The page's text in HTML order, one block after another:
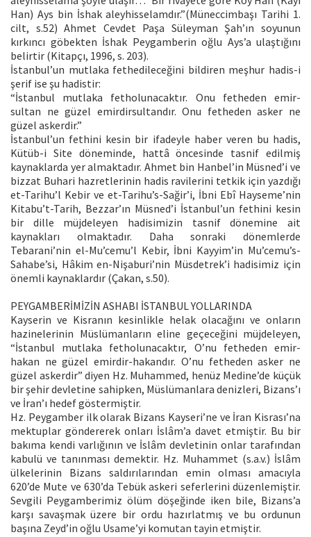
Han) Ays bin İshak aleyhisselamdır.”(Müneccimbaşı Tarihi 1.
cilt, s.52) Ahmet Cevdet Paşa Süleyman Şah’ın soyunun
kırkıncı göbekten İshak Peygamberin oğlu Ays’a ulaştığını
belirtir (Kitapçı, 1996, s. 203).
İstanbul’un mutlaka fethedileceğini bildiren meşhur hadis-i
şerif ise şu hadistir:
“İstanbul mutlaka fetholunacaktır. Onu fetheden emir-
sultan ne güzel emirdirsultandır. Onu fetheden asker ne
güzel askerdir.”
İstanbul’un fethini kesin bir ifadeyle haber veren bu hadis,
Kütüb-i Site döneminde, hattâ öncesinde tasnif edilmiş
kaynaklarda yer almaktadır. Ahmet bin Hanbel’in Müsned’i ve
bizzat Buhari hazretlerinin hadis ravilerini tetkik için yazdığı
et-Tarihu’l Kebir ve et-Tarihu’s-Sağir’i, İbni Ebî Hayseme’nin
Kitabu’t-Tarih, Bezzar’ın Müsned’i İstanbul’un fethini kesin
bir dille müjdeleyen hadisimizin tasnif dönemine ait
kaynakları olmaktadır. Daha sonraki dönemlerde
Tebarani’nin el-Mu’cemu’l Kebir, İbni Kayyim’in Mu’cemu’s-
Sahabe’si, Hâkim en-Nişaburi’nin Müsdetrek’i hadisimiz için
önemli kaynaklardır (Çakan, s.50).
PEYGAMBERİMİZİN ASHABI İSTANBUL YOLLARINDA
Kayserin ve Kisranın kesinlikle helak olacağını ve onların
hazinelerinin Müslümanların eline geçeceğini müjdeleyen,
“İstanbul mutlaka fetholunacaktır, O’nu fetheden emir-
hakan ne güzel emirdir-hakandır. O’nu fetheden asker ne
güzel askerdir” diyen Hz. Muhammed, henüz Medine’de küçük
bir şehir devletine sahipken, Müslümanlara denizleri, Bizans’ı
ve İran’ı hedef göstermiştir.
Hz. Peygamber ilk olarak Bizans Kayseri’ne ve İran Kisrası’na
mektuplar göndererek onları İslâm’a davet etmiştir. Bu bir
bakıma kendi varlığının ve İslâm devletinin onlar tarafından
kabulü ve tanınması demektir. Hz. Muhammet (s.a.v.) İslâm
ülkelerinin Bizans saldırılarından emin olması amacıyla
620’de Mute ve 630’da Tebük askeri seferlerini düzenlemiştir.
Sevgili Peygamberimiz ölüm döşeğinde iken bile, Bizans’a
karşı savaşmak üzere bir ordu hazırlatmış ve bu ordunun
başına Zeyd’in oğlu Usame’yi komutan tayin etmiştir.